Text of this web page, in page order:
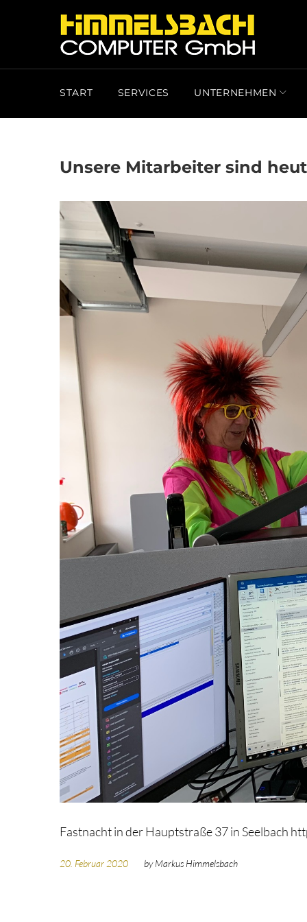
START SERVICES UNTERNEHMEN
TAG:
20.
FEBRUAR
2020
Unsere Mitarbeiter sind
Fastnacht in der Hauptstraße 37 in Seelbach
20. Februar 2020 byMarkus Himmelsbach